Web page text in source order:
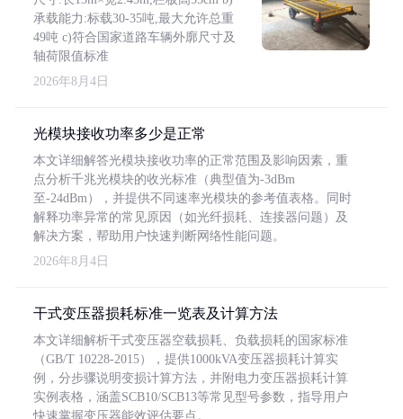
承载能力:标载30-35吨,最大允许总重
49吨 c)符合国家道路车辆外廓尺寸及
轴荷限值标准
2026年8月4日
光模块接收功率多少是正常
本文详细解答光模块接收功率的正常范围及影响因素，重
点分析千兆光模块的收光标准（典型值为-3dBm
至-24dBm），并提供不同速率光模块的参考值表格。同时
解释功率异常的常见原因（如光纤损耗、连接器问题）及
解决方案，帮助用户快速判断网络性能问题。
2026年8月4日
干式变压器损耗标准一览表及计算方法
本文详细解析干式变压器空载损耗、负载损耗的国家标准
（GB/T 10228-2015），提供1000kVA变压器损耗计算实
例，分步骤说明变损计算方法，并附电力变压器损耗计算
实例表格，涵盖SCB10/SCB13等常见型号参数，指导用户
快速掌握变压器能效评估要点。